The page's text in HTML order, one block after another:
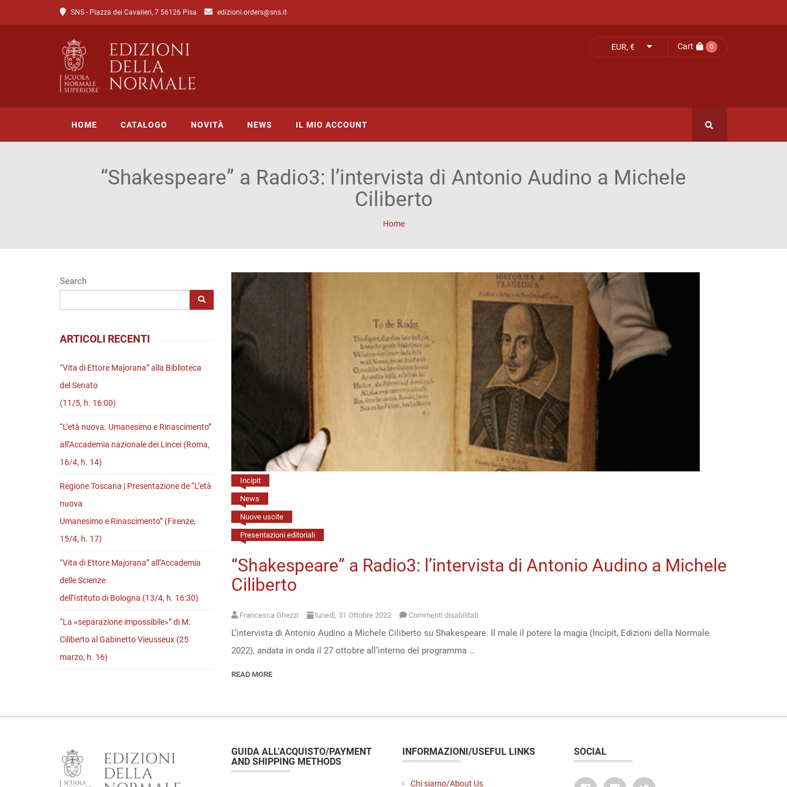
SNS - Piazza dei Cavalieri, 7 56126 Pisa edizioni.orders@sns.it
EUR, € Cart 0
HOME CATALOGO
Tutto il catalogo
Incipit
NOVITÀ NEWS IL MIO ACCOUNT
“Shakespeare” a Radio3: l’intervista di Antonio Audino a Michele
Ciliberto
Home
Incipit
News
Nuove uscite
Presentazioni editoriali
“Shakespeare” a Radio3: l’intervista di Antonio Audino a Michele
Ciliberto
Francesca Ghezzi lunedì, 31 Ottobre 2022 Commenti disabilitati
“Shakespeare”
Antonio
a
L’intervista di Antonio Audino a Michele Ciliberto su Shakespeare. Il male il potere la magia (Incipit, Edizioni della Normale
2022), andata in onda il 27 ottobre all’interno del programma …
READ MORE
Search
ARTICOLI RECENTI
“Vita di Ettore Majorana” alla Biblioteca
del Senato
(11/5, h. 16:00)
“L’età nuova. Umanesimo e Rinascimento”
all’Accademia nazionale dei Lincei (Roma,
16/4, h. 14)
Regione Toscana | Presentazione de “L’età
nuova
Umanesimo e Rinascimento” (Firenze,
15/4, h. 17)
“Vita di Ettore Majorana” all’Accademia
delle Scienze
dell’Istituto di Bologna (13/4, h. 16:30)
“La «separazione impossibile»” di M.
Ciliberto al Gabinetto Vieusseux (25
marzo, h. 16)
GUIDA ALL’ACQUISTO/PAYMENT
AND SHIPPING METHODS
INFORMAZIONI/USEFUL LINKS
Chi siamo/About Us
SOCIAL